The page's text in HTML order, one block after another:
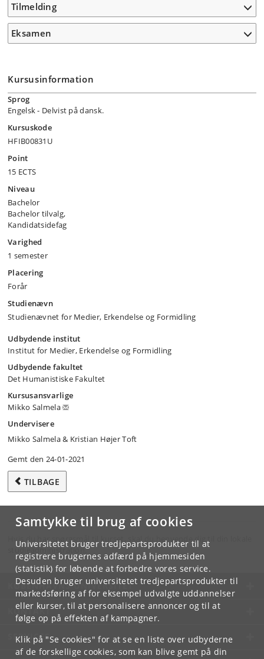
Samtykke til brug af cookies
Universitetet bruger tredjepartsprodukter til at
registrere brugernes adfærd på hjemmesiden
(statistik) for løbende at forbedre vores service.
Desuden bruger universitetet tredjepartsprodukter til
markedsføring af for eksempel udvalgte uddannelser
eller kurser, til at personalisere annoncer og til at
følge op på effekten af kampagner.
Klik på "Se cookies" for at se en liste over udbyderne
af de forskellige cookies, som kan blive gemt på din
Tilmelding
Eksamen
Kursusinformation
Sprog
Engelsk- Delvist på dansk.
Kursuskode
HFIB00831U
Point
15 ECTS
Niveau
Bachelor
Bachelor tilvalg,
Kandidatsidefag
Varighed
1 semester
Placering
Forår
Studienævn
Studienævnet for Medier, Erkendelse og Formidling
Udbydende institut
Institut for Medier, Erkendelse og Formidling
Udbydende fakultet
Det Humanistiske Fakultet
Kursusansvarlige
Mikko Salmela
Undervisere
Mikko Salmela & Kristian Højer Toft
Gemt den 24-01-2021
TILBAGE
Hvis du har spørgsmål til kurset, skal du henvende dig til din lokale
studieadministration.
KØBENHAVNS UNIVERSITET
KONTAKT
SERVICES